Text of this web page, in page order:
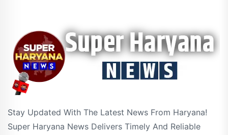
Stay Updated With The Latest News From Haryana!
Super Haryana News Delivers Timely And Reliable